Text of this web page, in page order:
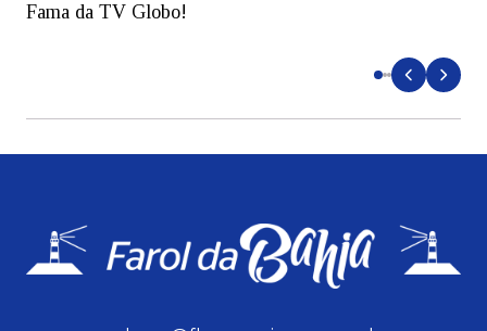
Fama da TV Globo!